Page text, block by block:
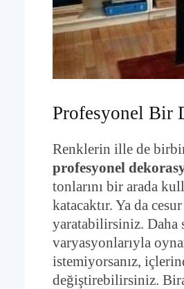
Profesyonel Bir
Renklerin ille de
profesyonel
tonlarını bir arada
katacaktır. Ya da
yaratabilirsiniz. Daha
varyasyonlarıyla
istemiyorsanız,
değiştirebilirsiniz.